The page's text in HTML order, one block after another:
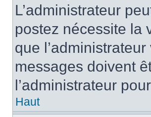
L’administrateur
postez nécessite la
que
messages doivent
l’administrateur
Haut